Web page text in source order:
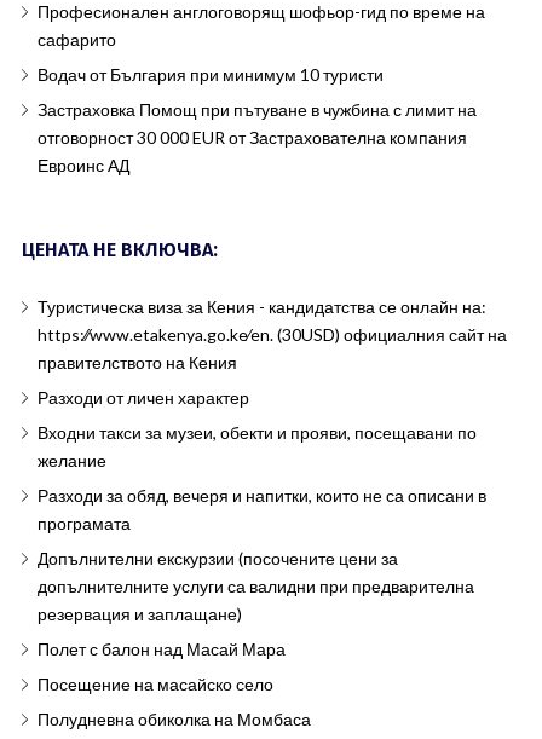
Професионален англоговорящ шофьор-гид по време на
сафарито
Водач от България при минимум 10 туристи
Застраховка Помощ при пътуване в чужбина с лимит на
отговорност 30 000 EUR от Застрахователна компания
Евроинс АД
ЦЕНАТА НЕ ВКЛЮЧВА:
Туристическа виза за Кения - кандидатства се онлайн на:
https:∕∕www.etakenya.go.ke∕en. (30USD) официалния сайт на
правителството на Кения
Разходи от личен характер
Входни такси за музеи, обекти и прояви, посещавани по
желание
Разходи за обяд, вечеря и напитки, които не са описани в
програмата
Допълнителни екскурзии (посочените цени за
допълнителните услуги са валидни при предварителна
резервация и заплащане)
Полет с балон над Масай Мара
Посещение на масайско село
Полудневна обиколка на Момбаса